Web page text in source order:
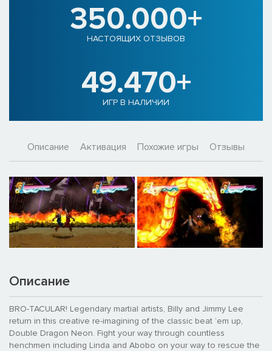
350.000+
НАСТОЯЩИХ ОТЗЫВОВ
49.470+
ИГР В НАЛИЧИИ
Описание Активация Похожие игры Отзывы
Описание
BRO-TACULAR! Legendary martial artists, Billy and Jimmy Lee
return in this creative re-imagining of the classic beat ‘em up,
Double Dragon Neon. Fight your way through countless
henchmen including Linda and Abobo on your way to rescue the